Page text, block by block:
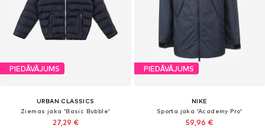
PIEDĀVĀJUMS
URBAN CLASSICS
Ziemas jaka 'Basic Bubble'
27,29 €
PIEDĀVĀJUMS
NIKE
Sporta jaka 'Academy Pro'
59,96 €